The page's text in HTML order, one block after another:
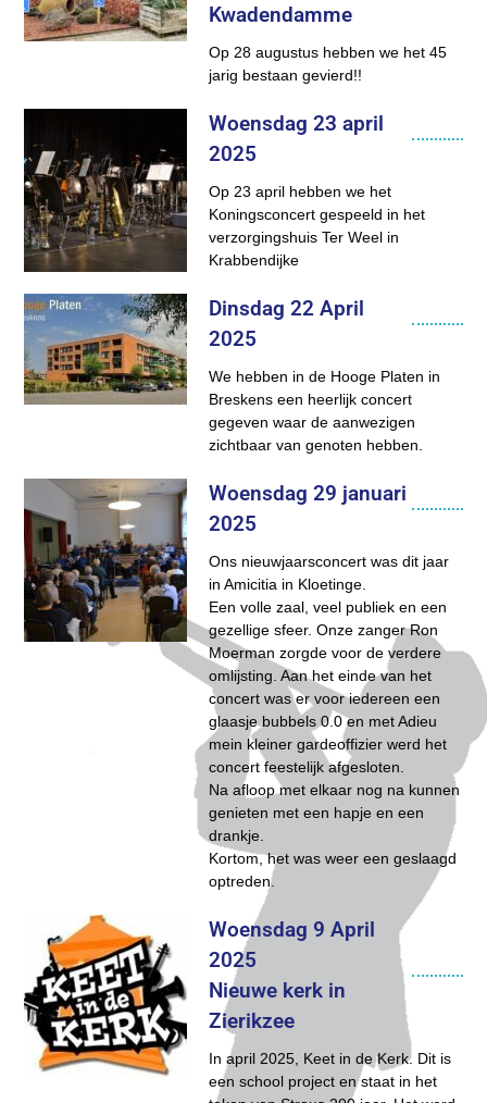
Kwadendamme
Op 28 augustus hebben we het 45
jarig bestaan gevierd!!
Woensdag 23 april
2025
Op 23 april hebben we het
Koningsconcert gespeeld in het
verzorgingshuis Ter Weel in
Krabbendijke
Dinsdag 22 April
2025
We hebben in de Hooge Platen in
Breskens een heerlijk concert
gegeven waar de aanwezigen
zichtbaar van genoten hebben.
Woensdag 29 januari
2025
Ons nieuwjaarsconcert was dit jaar
in Amicitia in Kloetinge.
Een volle zaal, veel publiek en een
gezellige sfeer. Onze zanger Ron
Moerman zorgde voor de verdere
omlijsting. Aan het einde van het
concert was er voor iedereen een
glaasje bubbels 0.0 en met Adieu
mein kleiner gardeoffizier werd het
concert feestelijk afgesloten.
Na afloop met elkaar nog na kunnen
genieten met een hapje en een
drankje.
Kortom, het was weer een geslaagd
optreden.
Woensdag 9 April
2025
Nieuwe kerk in
Zierikzee
In april 2025, Keet in de Kerk. Dit is
een school project en staat in het